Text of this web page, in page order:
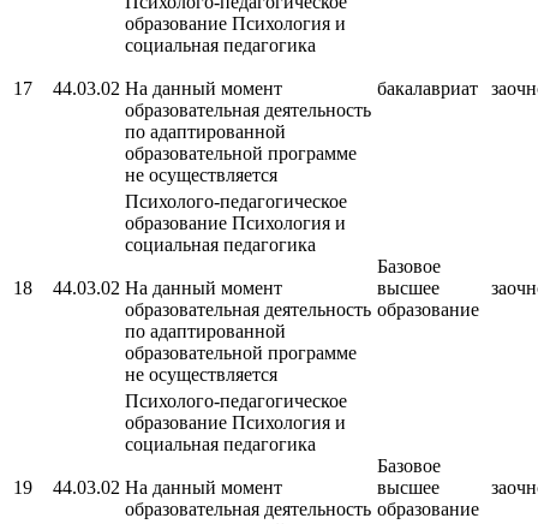
17 44.03.02
образование Психология и
социальная педагогика
На данный момент
образовательная деятельность
по адаптированной
образовательной программе
не осуществляется
бакалавриат
18 44.03.02
Психолого-педагогическое
образование Психология и
социальная педагогика
На данный момент
образовательная деятельность
по адаптированной
образовательной программе
не осуществляется
Базовое
высшее
образование
19 44.03.02
Психолого-педагогическое
образование Психология и
социальная педагогика
На данный момент
образовательная деятельность
Базовое
высшее
образование